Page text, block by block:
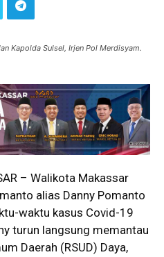
Kapolda Sulsel, Irjen Pol Merdisyam.
– Walikota Makassar
alias Danny Pomanto
waktu kasus Covid-19
turun langsung memantau
Daerah (RSUD) Daya,